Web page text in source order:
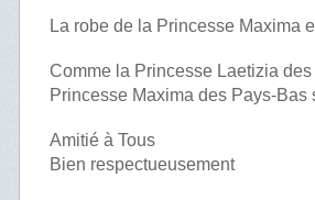
La robe de la Princesse Maxima
Comme la Princesse Laetizia
Princesse Maxima des Pays-Bas
Amitié à Tous
Bien respectueusement